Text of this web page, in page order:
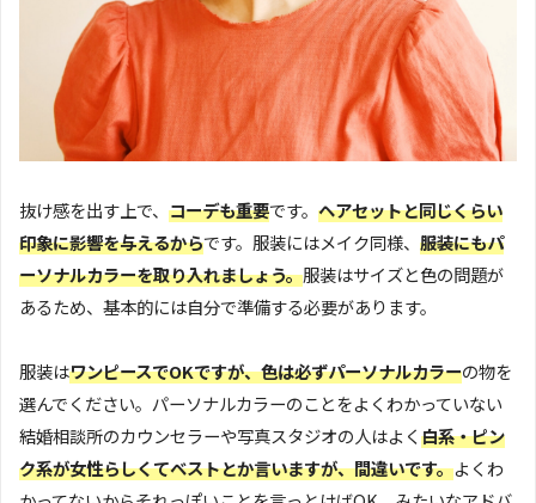
抜け感を出す上で、 コーデも重要です。 ヘアセットと同じくらい
印象に影響を与えるからです。服装にはメイク同様、 服装にもパ
ーソナルカラーを取り入れましょう。服装はサイズと色の問題が
あるため、基本的には自分で準備する必要があります。
服装はワンピースでOKですが、色は必ずパーソナルカラーの物を
選んでください。パーソナルカラーのことをよくわかっていない
結婚相談所のカウンセラーや写真スタジオの人はよく白系・ピン
ク系が女性らしくてベストとか言いますが、間違いです。よくわ